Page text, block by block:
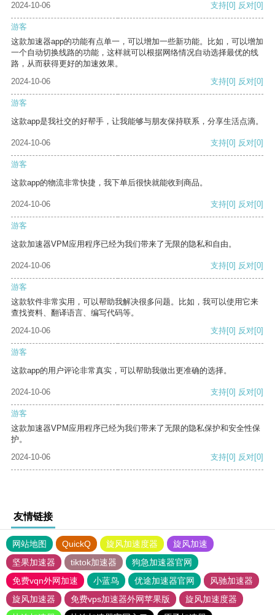
2024-10-06 支持[0] 反对[0]
游客
这款加速器app的功能有点单一，可以增加一些新功能。比如，可以增加
一个自动切换线路的功能，这样就可以根据网络情况自动选择最优的线
路，从而获得更好的加速效果。
2024-10-06
支持[0] 反对[0]
游客
这款app是我社交的好帮手，让我能够与朋友保持联系，分享生活点滴。
2024-10-06 支持[0] 反对[0]
游客
这款app的物流非常快捷，我下单后很快就能收到商品。
2024-10-06 支持[0] 反对[0]
游客
这款加速器VPM应用程序已经为我们带来了无限的隐私和自由。
2024-10-06 支持[0] 反对[0]
游客
这款软件非常实用，可以帮助我解决很多问题。比如，我可以使用它来
查找资料、翻译语言、编写代码等。
2024-10-06
支持[0] 反对[0]
游客
这款app的用户评论非常真实，可以帮助我做出更准确的选择。
2024-10-06 支持[0] 反对[0]
游客
这款加速器VPM应用程序已经为我们带来了无限的隐私保护和安全性保
护。
2024-10-06
支持[0] 反对[0]
友情链接
网站地图 QuickQ 旋风加速度器
旋风加速
坚果加速器
tiktok加速器
狗急加速器官网
免费vqn外网加速
小蓝鸟 优途加速器官网
风驰加速器
旋风加速器
免费vps加速器外网苹果版
旋风加速度器